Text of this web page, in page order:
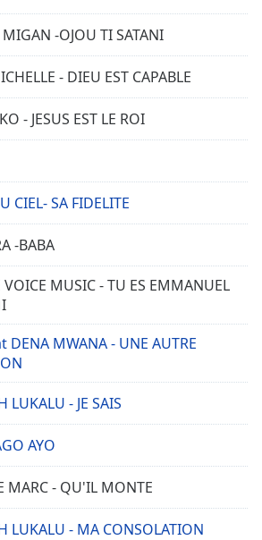
-OJOU TI SATANI
- DIEU EST CAPABLE
- JESUS EST LE ROI
CIEL- SA FIDELITE
-BABA
VOICE MUSIC - TU ES EMMANUEL
DENA MWANA - UNE AUTRE
LUKALU - JE SAIS
AYO
MARC - QU'IL MONTE
LUKALU - MA CONSOLATION